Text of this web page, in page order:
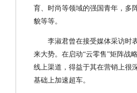
育、时尚等领域的强国青年，多
貌等等。
李淑君曾在接受媒体采访时
来大势。在启动“云零售”矩阵战
线上渠道，得益于其在营销上很
基础上加速超车。